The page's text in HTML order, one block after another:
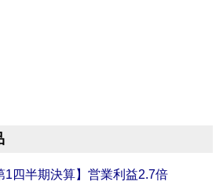
1四半期決算】営業利益2.7倍